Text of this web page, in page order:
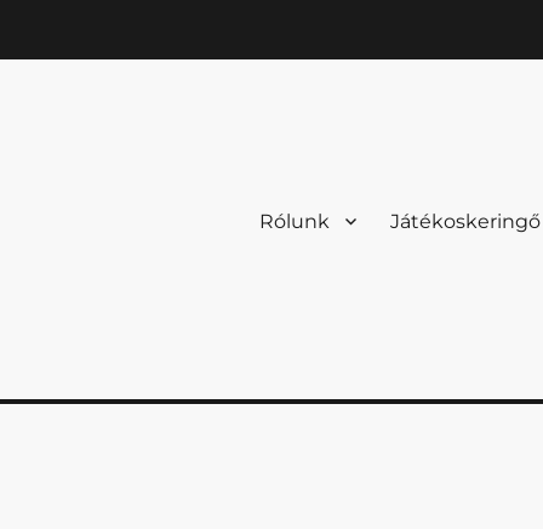
Rólunk Játékoskeringő